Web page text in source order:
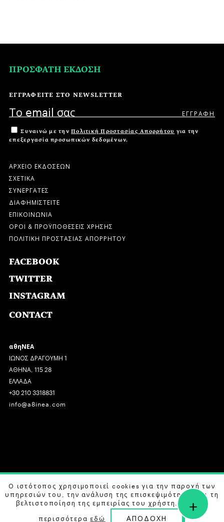
ΠΡΟΣΦΑΤΗ ΕΚΔΟΣΗ
ΕΓΓΡΑΦΕΙΤΕ ΣΤΟ NEWSLETTER
Συναινώ με την Πολιτική Προστασίας Απορρήτου για την
επεξεργασία προσωπικών δεδομένων.
ΑΡΧΕΙΟ ΕΚΔΟΣΕΩΝ
ΣΧΕΤΙΚΑ
ΣΥΝΕΡΓΑΤΕΣ
ΔΙΑΦΗΜΙΣΤΕΙΤΕ
ΕΠΙΚΟΙΝΩΝΙΑ
ΟΡΟΙ & ΠΡΟΫΠΟΘΕΣΕΙΣ ΧΡΗΣΗΣ
ΠΟΛΙΤΙΚΗ ΠΡΟΣΤΑΣΙΑΣ ΑΠΟΡΡΗΤΟΥ
FACEBOOK
TWITTER
INSTAGRAM
CONTACT
αθηΝΕΑ
ΙΩΝΟΣ ΔΡΑΓΟΥΜΗ 1
ΑΘΗΝΑ, 115 28
ΕΛΛΑΔΑ
+30 210 3318831
info@a8inea.com
COPYRIGHT © 2026 αθηΝΕΑ, ALL RIGHTS RESERVED.
DESIGN BY G DESIGN STUDIO. DEVELOPED BYB LABS
Ο ιστότοπος χρησιμοποιεί cookies για την παροχή των
υπηρεσιών του, την ανάλυση της επισκεψιμότητας και τη
βελτιστοποίηση της εμπειρίας του χρήστη. Μάθετε
περισσότεραεδώ ΑΠΟΔΟΧΗ
+